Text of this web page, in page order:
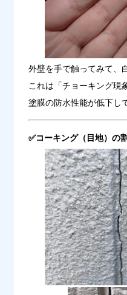
外壁を手で触ってみて、
これは「チョーキング現
塗膜の防水性能が低下し
✅コーキング（目地）の